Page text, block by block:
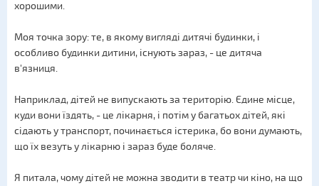
хорошими.
Моя точка зору: те, в якому вигляді дитячі будинки, і
особливо будинки дитини, існують зараз, - це дитяча
в'язниця.
Наприклад, дітей не випускають за територію. Єдине місце,
куди вони їздять, - це лікарня, і потім у багатьох дітей, які
сідають у транспорт, починається істерика, бо вони думають,
що їх везуть у лікарню і зараз буде боляче.
Я питала, чому дітей не можна зводити в театр чи кіно, на що